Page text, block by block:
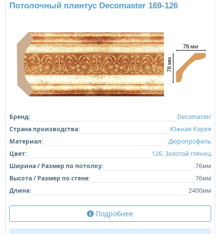
Потолочный плинтус Decomaster 169-126
Бренд:
Decomaster
Страна производства:
Южная Корея
Материал:
Дюропрофиль
Цвет:
126. Золотой глянец
Ширина / Размер по потолку:
76мм
Высота / Размер по стене:
76мм
Длина:
2400мм
Подробнее